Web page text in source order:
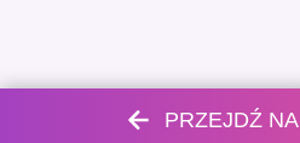
PRZEJDŹ NA